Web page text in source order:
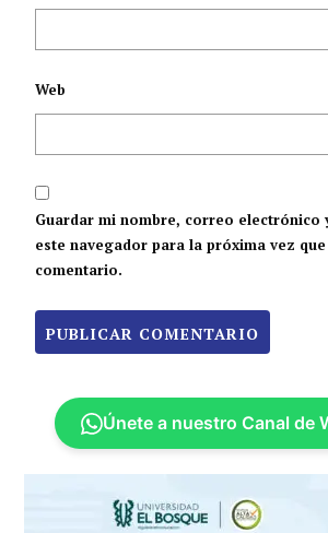
Web
Guardar mi nombre, correo electrónico
este navegador para la próxima vez
comentario.
Únete a nuestro Canal de